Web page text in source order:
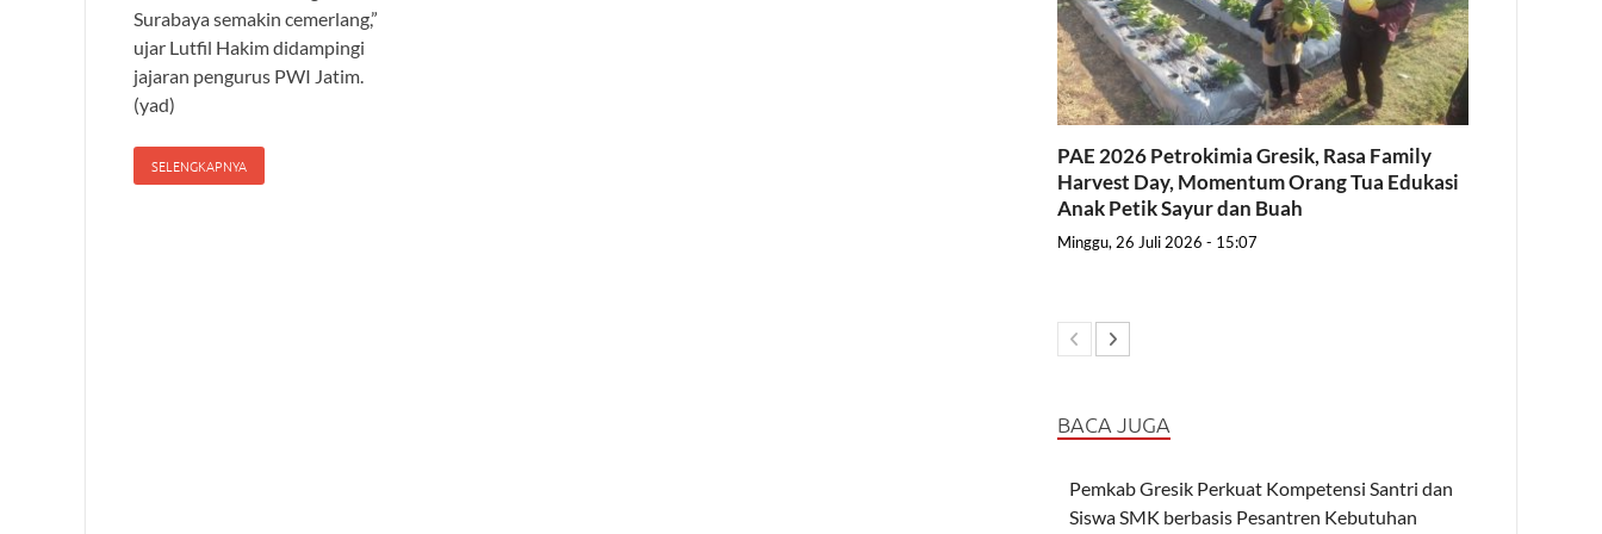
Surabaya semakin cemerlang,”
ujar Lutfil Hakim didampingi
jajaran pengurus PWI Jatim.
(yad)
SELENGKAPNYA
PAE 2026 Petrokimia Gresik, Rasa Family
Harvest Day, Momentum Orang Tua Edukasi
Anak Petik Sayur dan Buah
Minggu, 26 Juli 2026 - 15:07
BACA JUGA
Pemkab Gresik Perkuat Kompetensi Santri dan
Siswa SMK berbasis Pesantren Kebutuhan